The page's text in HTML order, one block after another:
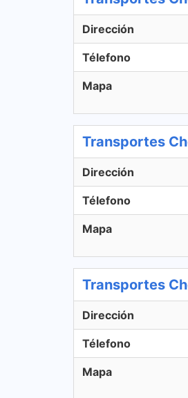
Dirección
Télefono
Mapa
Transportes
Dirección
Télefono
Mapa
Transportes
Dirección
Télefono
Mapa